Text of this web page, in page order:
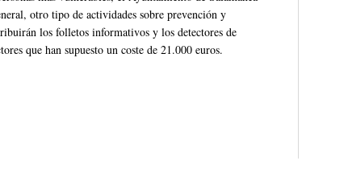
otro tipo de actividades sobre prevención y
los folletos informativos y los detectores de
que han supuesto un coste de 21.000 euros.